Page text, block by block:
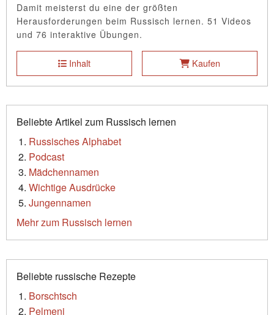
Damit meisterst du eine der größten
Herausforderungen beim Russisch lernen. 51 Videos
und 76 interaktive Übungen.
Inhalt Kaufen
Beliebte Artikel zum Russisch lernen
Russisches Alphabet
Podcast
Mädchennamen
Wichtige Ausdrücke
Jungennamen
Mehr zum Russisch lernen
Beliebte russische Rezepte
Borschtsch
Pelmeni